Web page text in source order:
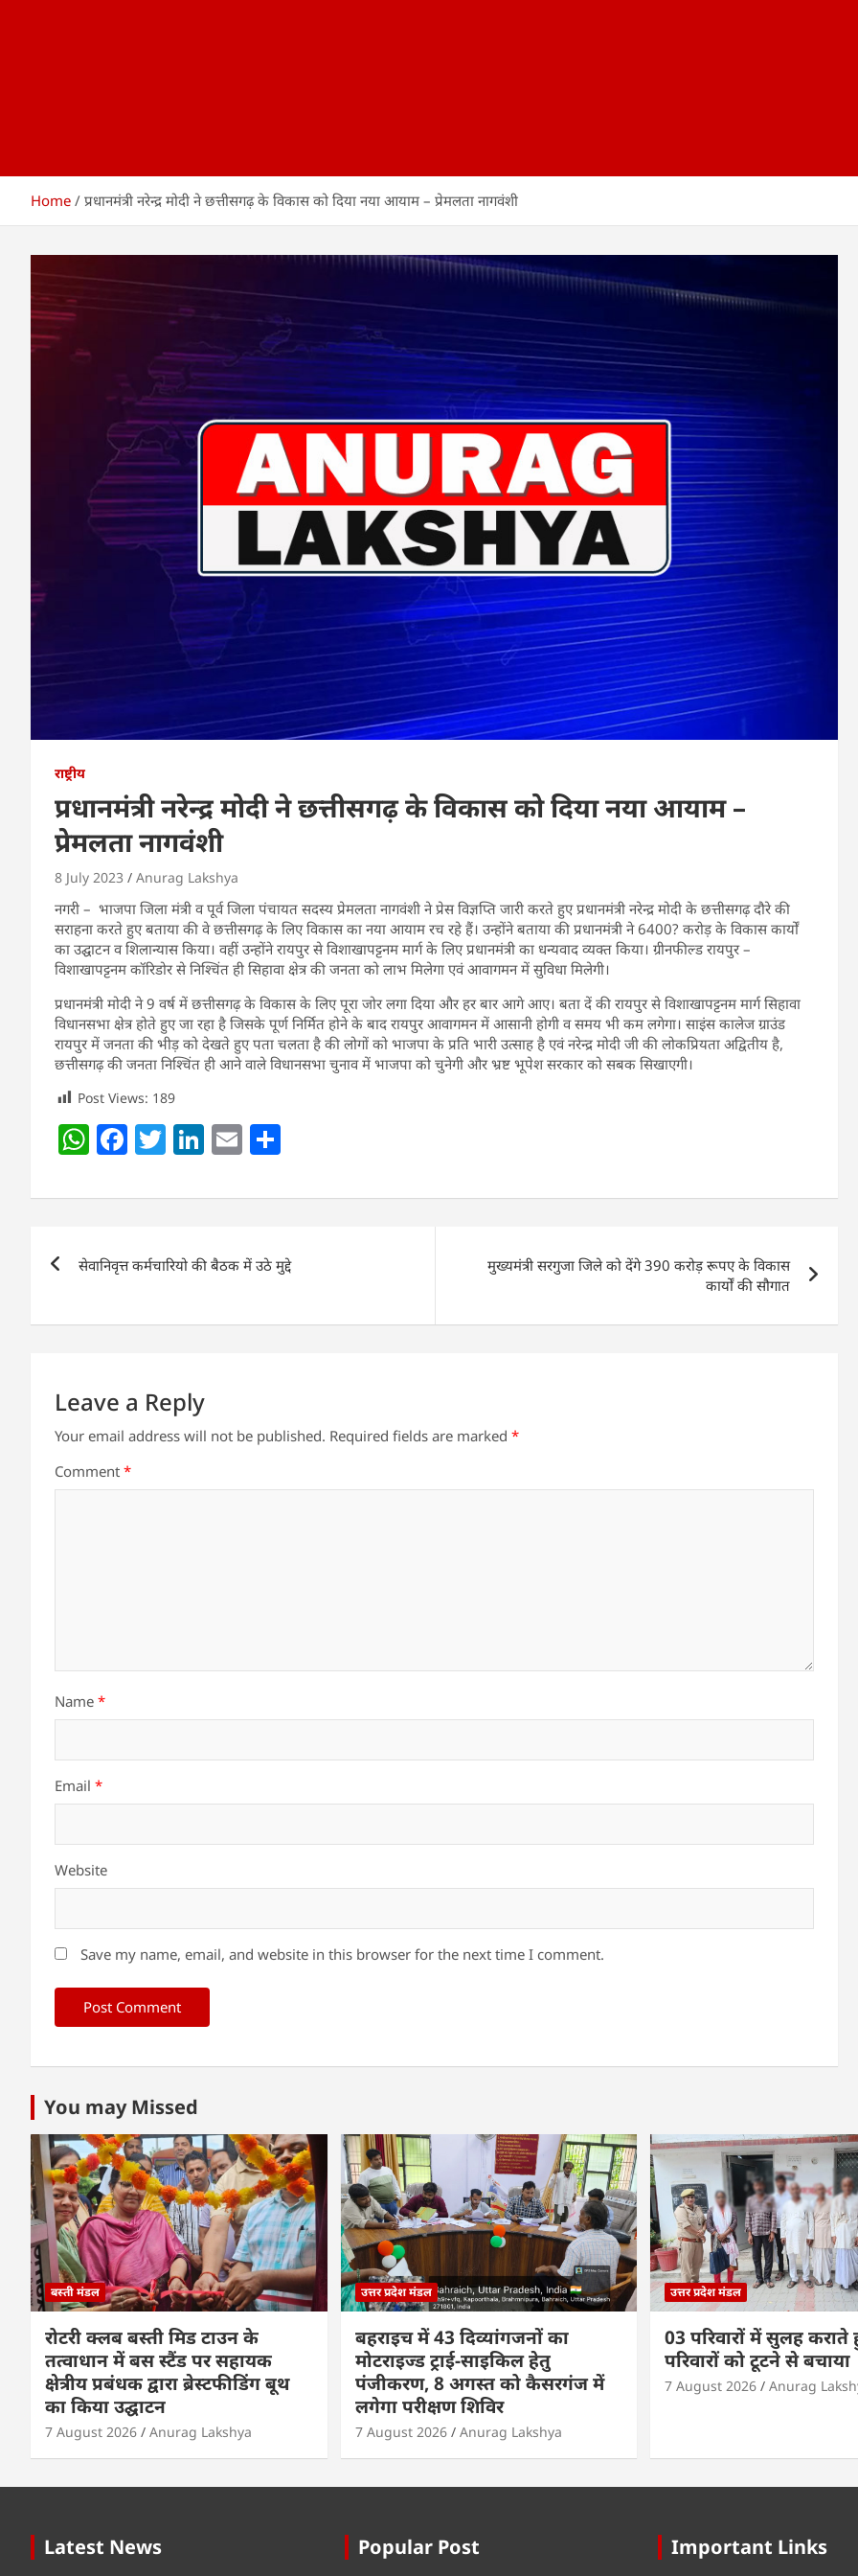
Home प्रधानमंत्री नरेन्द्र मोदी ने छत्तीसगढ़ के विकास को दिया नया आयाम – प्रेमलता नागवंशी
राष्ट्रीय
प्रधानमंत्री नरेन्द्र मोदी ने छत्तीसगढ़ के विकास को दिया नया आयाम –
प्रेमलता नागवंशी
8 July 2023 Anurag Lakshya
नगरी – भाजपा जिला मंत्री व पूर्व जिला पंचायत सदस्य प्रेमलता नागवंशी ने प्रेस विज्ञप्ति जारी करते हुए प्रधानमंत्री नरेन्द्र मोदी के छत्तीसगढ़ दौरे की
सराहना करते हुए बताया की वे छत्तीसगढ़ के लिए विकास का नया आयाम रच रहे हैं। उन्होंने बताया की प्रधानमंत्री ने 6400? करोड़ के विकास कार्यों
का उद्घाटन व शिलान्यास किया। वहीं उन्होंने रायपुर से विशाखापट्टनम मार्ग के लिए प्रधानमंत्री का धन्यवाद व्यक्त किया। ग्रीनफील्ड रायपुर –
विशाखापट्टनम कॉरिडोर से निश्चिंत ही सिहावा क्षेत्र की जनता को लाभ मिलेगा एवं आवागमन में सुविधा मिलेगी।
प्रधानमंत्री मोदी ने 9 वर्ष में छत्तीसगढ़ के विकास के लिए पूरा जोर लगा दिया और हर बार आगे आए। बता दें की रायपुर से विशाखापट्टनम मार्ग सिहावा
विधानसभा क्षेत्र होते हुए जा रहा है जिसके पूर्ण निर्मित होने के बाद रायपुर आवागमन में आसानी होगी व समय भी कम लगेगा। साइंस कालेज ग्राउंड
रायपुर में जनता की भीड़ को देखते हुए पता चलता है की लोगों को भाजपा के प्रति भारी उत्साह है एवं नरेन्द्र मोदी जी की लोकप्रियता अद्वितीय है,
छत्तीसगढ़ की जनता निश्चिंत ही आने वाले विधानसभा चुनाव में भाजपा को चुनेगी और भ्रष्ट भूपेश सरकार को सबक सिखाएगी।
Post Views: 189
W
at
A
p
F
c
b
o
T
itt
Li
k
dI
E
ai ar
Post
navigation
सेवानिवृत्त कर्मचारियो की बैठक में उठे मुद्दे
मुख्यमंत्री सरगुजा जिले को देंगे 390 करोड़ रूपए के विकास
कार्यों की सौगात
Leave a Reply
Your email address will not be published. Required fields are marked *
Comment *
Name *
Email *
Website
Save my name, email, and website in this browser for the next time I comment.
You may Missed
बस्ती मंडल
रोटरी क्लब बस्ती मिड टाउन के
तत्वाधान में बस स्टैंड पर सहायक
क्षेत्रीय प्रबंधक द्वारा ब्रेस्टफीडिंग बूथ
का किया उद्घाटन
7 August 2026 Anurag Lakshya
उत्तर प्रदेश मंडल
बहराइच में 43 दिव्यांगजनों का
मोटराइज्ड ट्राई-साइकिल हेतु
पंजीकरण, 8 अगस्त को कैसरगंज में
लगेगा परीक्षण शिविर
7 August 2026 Anurag Lakshya
उत्तर प्रदेश मंडल
03 परिवारों में सुलह कराते
परिवारों को टूटने से बचाया
7 August 2026 Anurag
Latest News Popular Post Important Links